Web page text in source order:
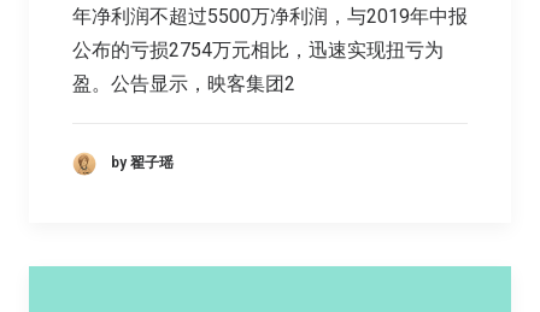
年净利润不超过5500万净利润，与2019年中报
公布的亏损2754万元相比，迅速实现扭亏为
盈。公告显示，映客集团2
by 翟子瑶